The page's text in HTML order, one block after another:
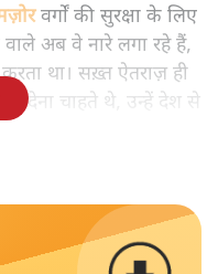
वर्गों की सुरक्षा के लिए
अब वे नारे लगा रहे हैं,
था। सख़्त ऐतराज़ ही
देना चाहते थे, उन्हें देश से